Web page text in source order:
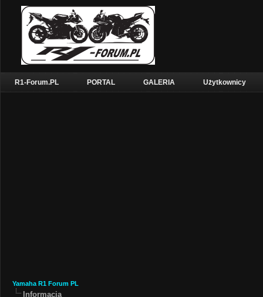
R1-Forum.PL PORTAL GALERIA Użytkownicy
Yamaha R1 Forum PL
Informacja